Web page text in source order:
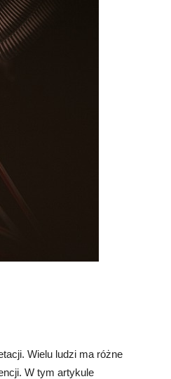
Wielu ludzi ma różne
W tym artykule